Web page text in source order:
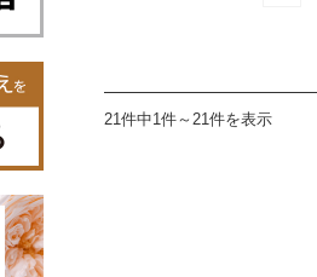
21件中1件～21件を表示